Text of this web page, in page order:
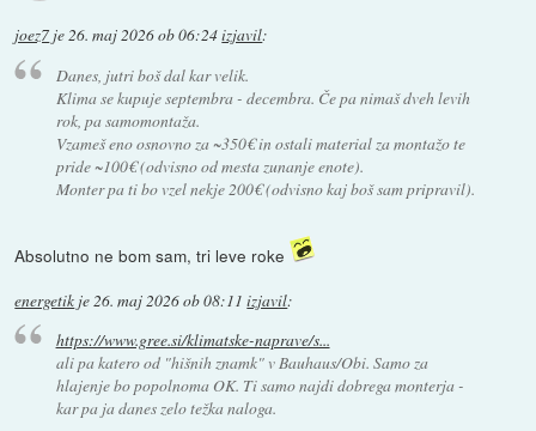
joez7 je26. maj 2026 ob 06:24izjavil:
Danes, jutri boš dal kar velik.
Klima se kupuje septembra - decembra. Če pa nimaš dveh levih
rok, pa samomontaža.
Vzameš eno osnovno za ~350€ in ostali material za montažo te
pride ~100€ (odvisno od mesta zunanje enote).
Monter pa ti bo vzel nekje 200€ (odvisno kaj boš sam pripravil).
Absolutno ne bom sam, tri leve roke
energetik je 26. maj 2026 ob 08:11 izjavil:
https://www.gree.si/klimatske-naprave/s...
ali pa katero od "hišnih znamk" v Bauhaus/Obi. Samo za
hlajenje bo popolnoma OK. Ti samo najdi dobrega monterja -
kar pa ja danes zelo težka naloga.